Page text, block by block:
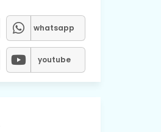
whatsapp
youtube